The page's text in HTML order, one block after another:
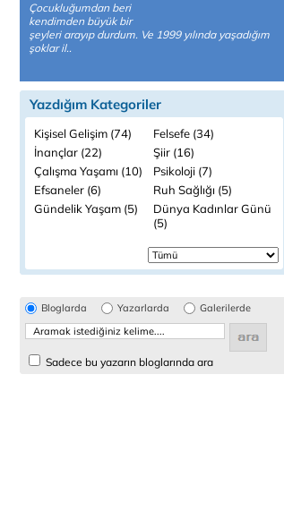
Çocukluğumdan beri
kendimden büyük bir
şeyleri arayıp durdum. Ve 1999 yılında yaşadığım
şoklar il..
Yazdığım Kategoriler
Kişisel Gelişim (74)
Felsefe (34)
İnançlar (22)
Şiir (16)
Çalışma Yaşamı (10)
Psikoloji (7)
Efsaneler (6)
Ruh Sağlığı (5)
Gündelik Yaşam (5)
Dünya Kadınlar Günü
(5)
Bloglarda Yazarlarda Galerilerde
Sadece bu yazarın bloglarında ara